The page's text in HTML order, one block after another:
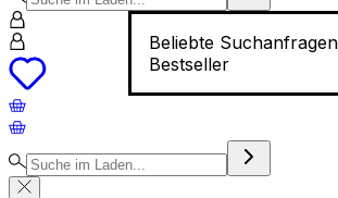
Beliebte Suchanfragen
Bestseller